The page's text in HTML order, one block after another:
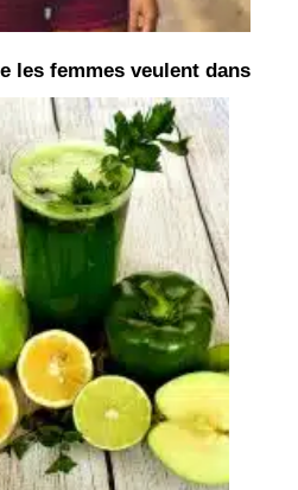
les femmes veulent dans